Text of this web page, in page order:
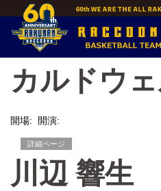
content
カルドウ
開場: 開演:
詳細ページ
川辺 響生